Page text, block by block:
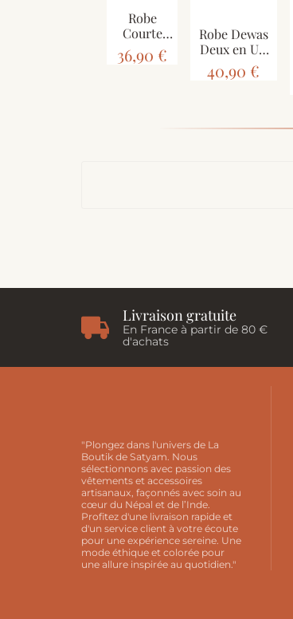
Robe
Courte
Jamti
Imprimé
36,90 €
Robe Dewas
Deux en Un
Imprimé
40,90 €
Livraison gratuite
En France à partir de 80 €
d'achats
"Plongez dans l'univers de La
Boutik de Satyam. Nous
sélectionnons avec passion des
vêtements et accessoires
artisanaux, façonnés avec soin au
cœur du Népal et de l’Inde.
Profitez d'une livraison rapide et
d'un service client à votre écoute
pour une expérience sereine. Une
mode éthique et colorée pour
une allure inspirée au quotidien."